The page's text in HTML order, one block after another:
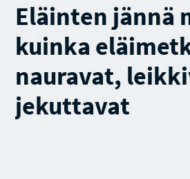
Eläinten jännä
kuinka
nauravat,
jekuttavat